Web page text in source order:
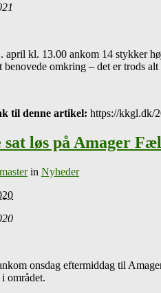
april kl. 13.00 ankom 14 stykker
benovede omkring – det er trods
til denne artikel: https://kkgl.dk/
sat løs på Amager
in Nyheder
onsdag eftermiddag til
området.